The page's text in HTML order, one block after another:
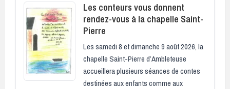
Les conteurs vous donnent
rendez-vous à la chapelle Saint-
Pierre
Les samedi 8 et dimanche 9 août 2026, la
chapelle Saint-Pierre d’Ambleteuse
accueillera plusieurs séances de contes
destinées aux enfants comme aux